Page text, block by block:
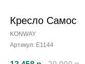
Кресло Самос
KONWAY
Артикул: E1144